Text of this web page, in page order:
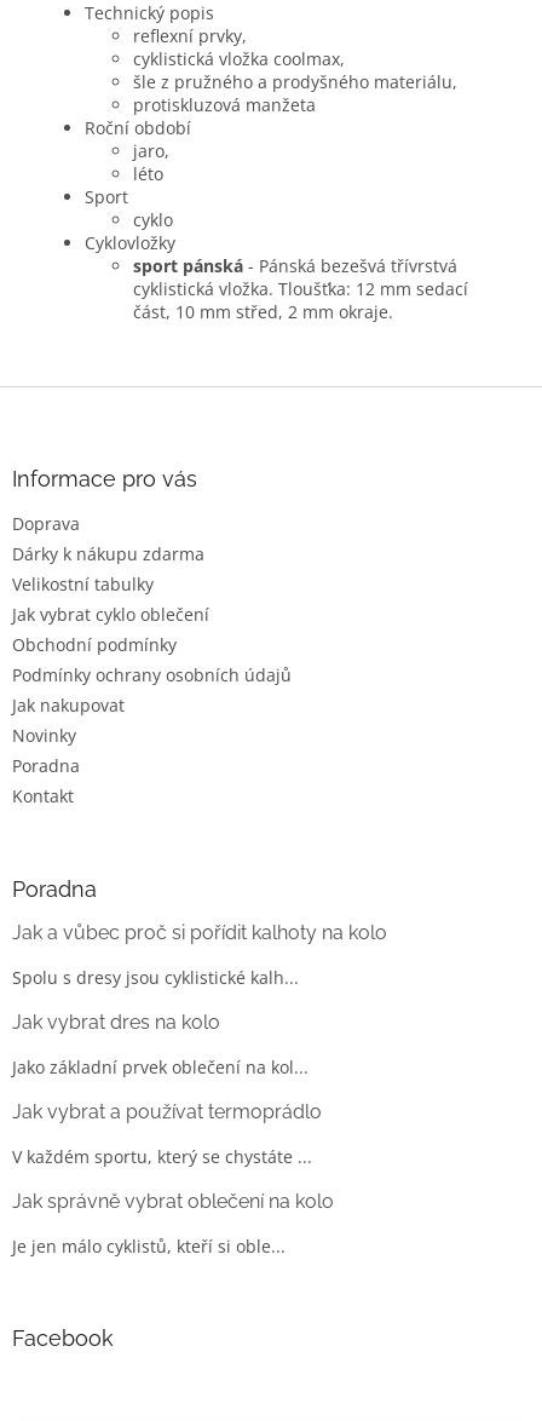
Technický popis
reflexní prvky,
cyklistická vložka coolmax,
šle z pružného a prodyšného materiálu,
protiskluzová manžeta
Roční období
jaro,
léto
Sport
cyklo
Cyklovložky
sport pánská - Pánská bezešvá třívrstvá
cyklistická vložka. Tloušťka: 12 mm sedací
část, 10 mm střed, 2 mm okraje.
Informace pro vás
Doprava
Dárky k nákupu zdarma
Velikostní tabulky
Jak vybrat cyklo oblečení
Obchodní podmínky
Podmínky ochrany osobních údajů
Jak nakupovat
Novinky
Poradna
Kontakt
Poradna
Jak a vůbec proč si pořídit kalhoty na kolo
Spolu s dresy jsou cyklistické kalh...
Jak vybrat dres na kolo
Jako základní prvek oblečení na kol...
Jak vybrat a používat termoprádlo
V každém sportu, který se chystáte ...
Jak správně vybrat oblečení na kolo
Je jen málo cyklistů, kteří si oble...
Facebook